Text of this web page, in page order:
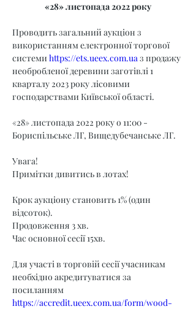
«28» листопада 2022 року
Проводить загальний аукціон з
використанням електронної торгової
системи https://ets.ueex.com.ua з продажу
необробленої деревини заготівлі 1
кварталу 2023 року лісовими
господарствами Київської області.
«28» листопада 2022 року о 11:00 -
Бориспільське ЛГ, Вищедубечанське ЛГ.
Увага!
Примітки дивитись в лотах!
Крок аукціону становить 1% (один
відсоток).
Продовження 3 хв.
Час основної сесії 15хв.
Для участі в торговій сесії учасникам
необхідно акредитуватися за
посиланням
https://accredit.ueex.com.ua/form/wood-